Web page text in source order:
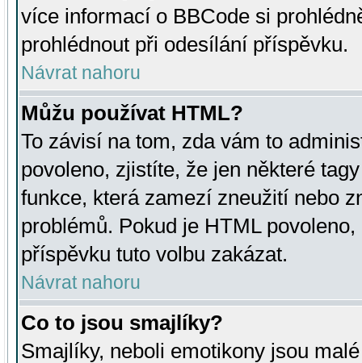
více informací o BBCode si
prohlédnout při odesílání příspěvku.
Návrat nahoru
Můžu používat HTML?
To závisí na tom, zda vám to
povoleno, zjistíte, že jen některé
funkce, která zamezí zneužití nebo
problémů. Pokud je HTML
příspěvku tuto volbu zakázat.
Návrat nahoru
Co to jsou smajlíky?
Smajlíky, neboli emotikony jsou